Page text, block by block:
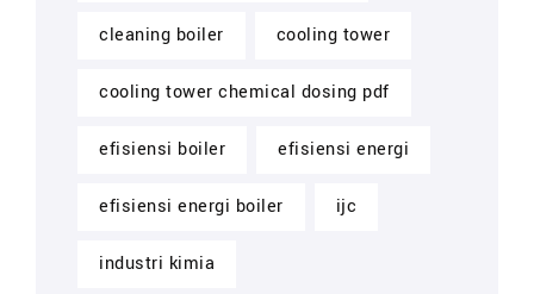
cleaning boiler cooling tower
cooling tower chemical dosing pdf
efisiensi boiler efisiensi energi
efisiensi energi boiler ijc
industri kimia